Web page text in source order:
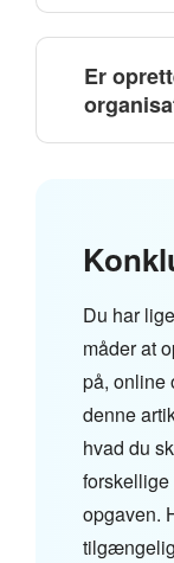
Er
Du har
måder at
på, online
denne
hvad du
forskellige
opgaven.